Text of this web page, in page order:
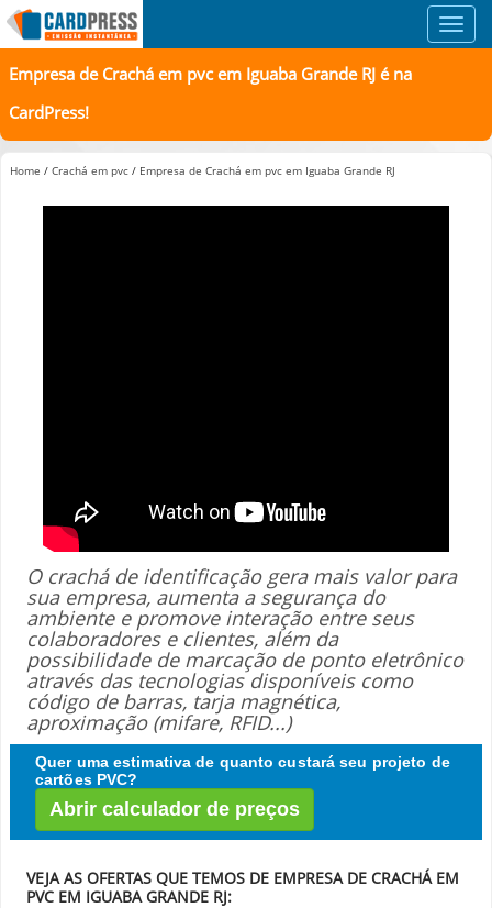
Empresa de Crachá em pvc em Iguaba Grande RJ é na
CardPress!
Home / Crachá em pvc / Empresa de Crachá em pvc em Iguaba Grande RJ
O crachá de identificação gera mais valor para
sua empresa, aumenta a segurança do
ambiente e promove interação entre seus
colaboradores e clientes, além da
possibilidade de marcação de ponto eletrônico
através das tecnologias disponíveis como
código de barras, tarja magnética,
aproximação (mifare, RFID...)
Quer uma estimativa de quanto custará seu projeto de
cartões PVC?
Abrir calculador de preços
VEJA AS OFERTAS QUE TEMOS DE EMPRESA DE CRACHÁ EM
PVC EM IGUABA GRANDE RJ: